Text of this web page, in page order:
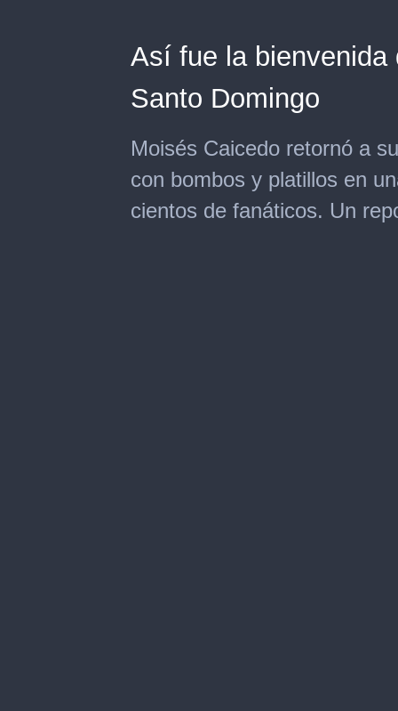
Así fue la bienvenida
Santo Domingo
Moisés Caicedo retornó a
con bombos y platillos en
cientos de fanáticos. Un